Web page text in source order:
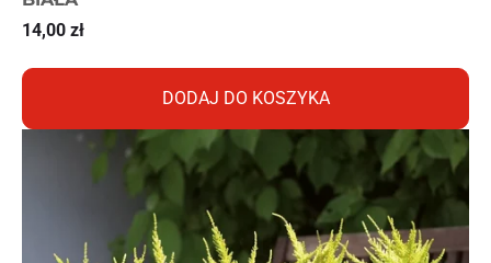
14,00 zł
DODAJ DO KOSZYKA